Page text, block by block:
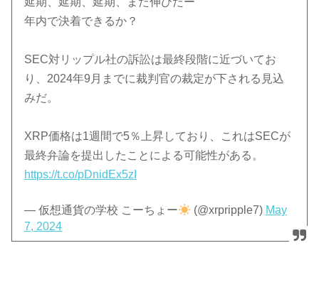
年内で決着できるか？
SEC対リップル社の訴訟は最終段階に近づいてお
り、2024年9月までに裁判官の裁定が下される見込
みだ。
XRP価格は1週間で5％上昇しており、これはSECが
最終弁論を提出したことによる可能性がある。
https://t.co/pDnidEx5zI
— 仮想通貨の学校 こーちょー (@xrpripple7) May
7, 2024